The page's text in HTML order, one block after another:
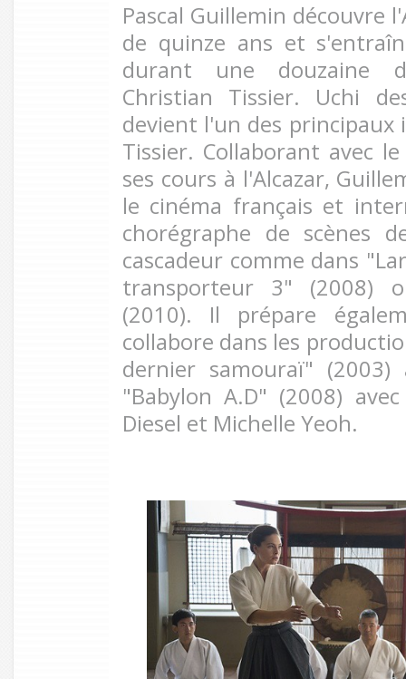
Pascal Guillemin découvre
de quinze ans et
durant une douzaine
Christian Tissier. Uchi
devient l'un des principaux
Tissier. Collaborant avec
ses cours à l'Alcazar,
le cinéma français et
chorégraphe de scènes
cascadeur comme dans
transporteur 3" (2008)
(2010). Il prépare
collabore dans les
dernier samouraï"
"Babylon A.D" (2008)
Diesel et Michelle Yeoh.